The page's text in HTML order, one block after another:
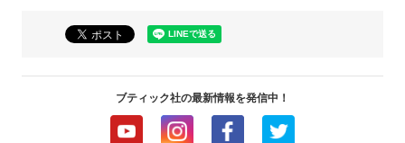
ブティック社の最新情報を発信中！